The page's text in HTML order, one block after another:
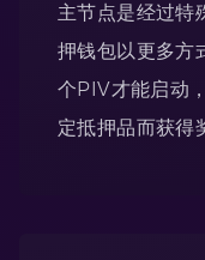
主节点是经过特
押钱包以更多方
个PIV才能启动
定抵押品而获得